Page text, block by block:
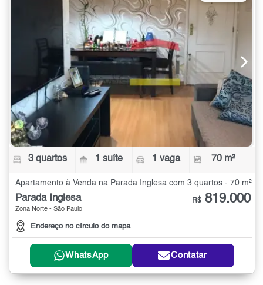
3 quartos 1 suíte 1 vaga 70 m²
Apartamento à Venda na Parada Inglesa com 3 quartos - 70 m²
Parada Inglesa
Zona Norte - São Paulo
Endereço no círculo do mapa
R$ 819.000
WhatsApp Contatar